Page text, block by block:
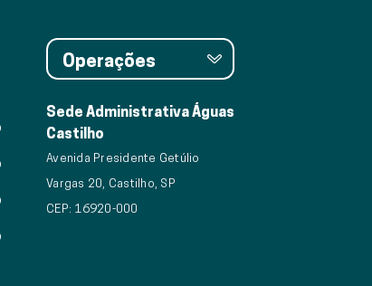
Operações
Sede Administrativa Águas
Castilho
Avenida Presidente Getúlio
Vargas 20, Castilho, SP
CEP: 16920-000